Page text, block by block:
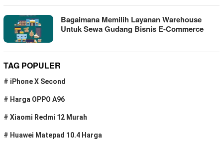
Bagaimana Memilih Layanan Warehouse
Untuk Sewa Gudang Bisnis E-Commerce
TAG POPULER
# iPhone X Second
# Harga OPPO A96
# Xiaomi Redmi 12 Murah
# Huawei Matepad 10.4 Harga